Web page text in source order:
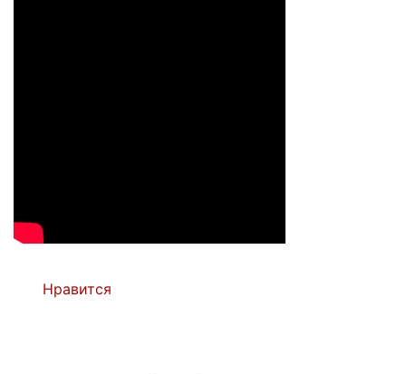
Нравится